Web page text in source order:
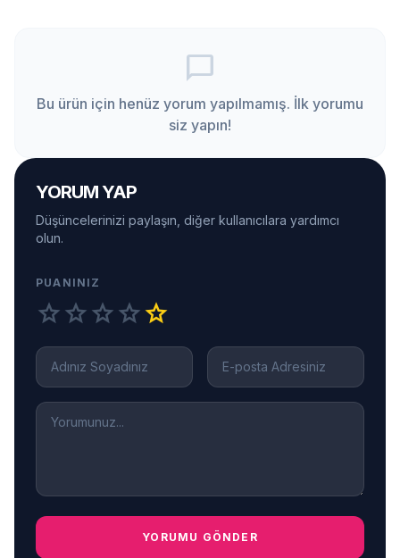
chat_bubble_outline
Bu ürün için henüz yorum yapılmamış. İlk yorumu
siz yapın!
YORUM YAP
Düşüncelerinizi paylaşın, diğer kullanıcılara yardımcı
olun.
PUANINIZ
starstarstarstarstar
YORUMU GÖNDER